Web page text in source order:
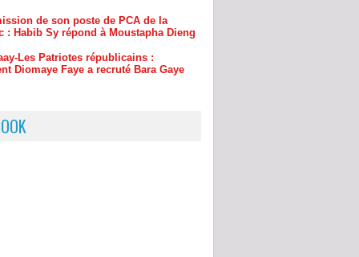
Diomaye Faye a recruté Bara Gaye